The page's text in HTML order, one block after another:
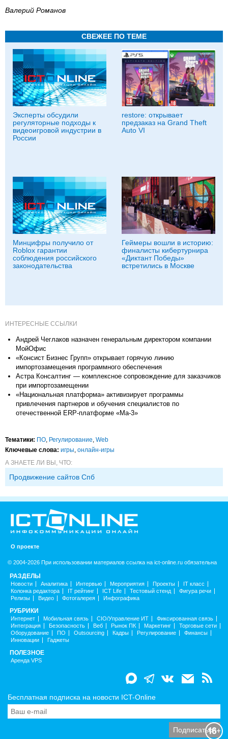
Валерий Романов
СВЕЖЕЕ ПО ТЕМЕ
Эксперты обсудили
регуляторные подходы к
видеоигровой индустрии в
России
restore: открывает
предзаказ на Grand Theft
Auto VI
Минцифры получило от
Roblox гарантии
соблюдения российского
законодательства
Геймеры вошли в историю:
финалисты кибертурнира
«Диктант Победы»
встретились в Москве
ИНТЕРЕСНЫЕ ССЫЛКИ
Андрей Чеглаков назначен генеральным директором компании
МойОфис
«Консист Бизнес Групп» открывает горячую линию
импортозамещения программного обеспечения
Астра Консалтинг — комплексное сопровождение для заказчиков
при импортозамещении
«Национальная платформа» активизирует программы
привлечения партнеров и обучения специалистов по
отечественной ERP-платформе «Ма-3»
Тематики: ПО Регулирование Web
Ключевые слова: игры онлайн-игры
А ЗНАЕТЕ ЛИ ВЫ, ЧТО:
Продвижение сайтов Спб
О проекте
© 2004-2026 При использовании материалов ссылка на ict-online.ru обязательна
РАЗДЕЛЫ
Новости Аналитика Интервью Мероприятия Проекты
IT класс
Колонка редактора
IT рейтинг ICT Life Тестовый стенд
Фигура речи
Релизы
Видео Фотогалерея Инфографика
РУБРИКИ
Интернет Мобильная связь CIO/Управление ИТ
Фиксированная связь
Интеграция
Безопасность Веб Рынок ПК Маркетинг
Торговые сети
Оборудование
ПО Outsourcing Кадры Регулирование
Финансы
Инновации
Гаджеты
ПОЛЕЗНОЕ
Аренда VPS
Бесплатная подписка на новости ICT-Online